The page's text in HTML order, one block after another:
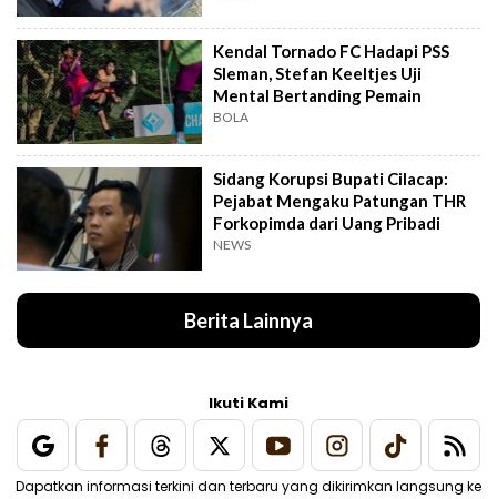
Kendal Tornado FC Hadapi PSS
Sleman, Stefan Keeltjes Uji
Mental Bertanding Pemain
BOLA
Sidang Korupsi Bupati Cilacap:
Pejabat Mengaku Patungan THR
Forkopimda dari Uang Pribadi
NEWS
Berita Lainnya
Ikuti Kami
Dapatkan informasi terkini dan terbaru yang dikirimkan langsung ke